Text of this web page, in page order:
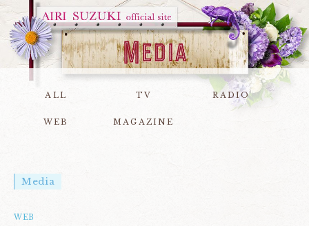
ALL TV RADIO
WEB MAGAZINE
Media
WEB